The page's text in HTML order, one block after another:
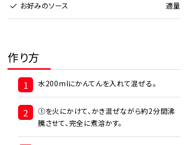
お好みのソース 適量
作り方
1 水200mlにかんてんを入れて混ぜる。
2
①を火にかけて、かき混ぜながら約2分間沸
騰させて、完全に煮溶かす。